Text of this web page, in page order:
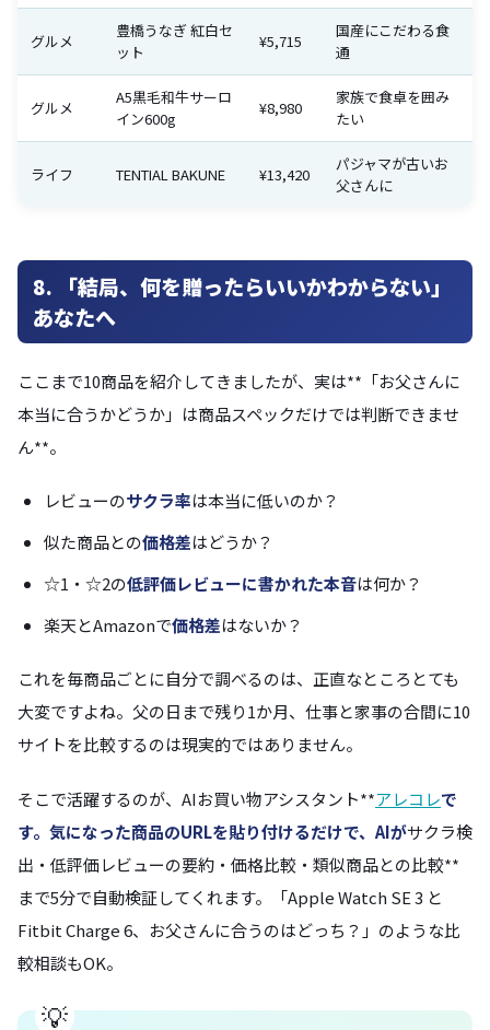
グルメ
豊橋うなぎ 紅白セ
ット
¥5,715
国産にこだわる食
通
グルメ
A5黒毛和牛サーロ
イン600g
¥8,980
家族で食卓を囲み
たい
ライフ TENTIAL BAKUNE ¥13,420
パジャマが古いお
父さんに
8. 「結局、何を贈ったらいいかわからない」
あなたへ
ここまで10商品を紹介してきましたが、実は**「お父さんに
本当に合うかどうか」は商品スペックだけでは判断できませ
ん**。
レビューのサクラ率は本当に低いのか？
似た商品との価格差はどうか？
☆1・☆2の低評価レビューに書かれた本音は何か？
楽天とAmazonで価格差はないか？
これを毎商品ごとに自分で調べるのは、正直なところとても
大変ですよね。父の日まで残り1か月、仕事と家事の合間に10
サイトを比較するのは現実的ではありません。
そこで活躍するのが、AIお買い物アシスタント**アレコレで
す。気になった商品のURLを貼り付けるだけで、AIがサクラ検
出・低評価レビューの要約・価格比較・類似商品との比較**
まで5分で自動検証してくれます。「Apple Watch SE 3 と
Fitbit Charge 6、お父さんに合うのはどっち？」のような比
較相談もOK。